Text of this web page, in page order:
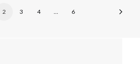
2 3 4 6